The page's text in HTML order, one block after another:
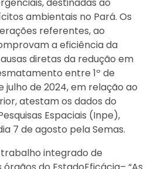
ambientais no Pará. Os
referentes, ao
a eficiência da
diretas da redução em
entre 1º de
julho de 2024, em relação ao
atestam os dados do
Espaciais (Inpe),
7 de agosto pela Semas.
trabalho integrado de